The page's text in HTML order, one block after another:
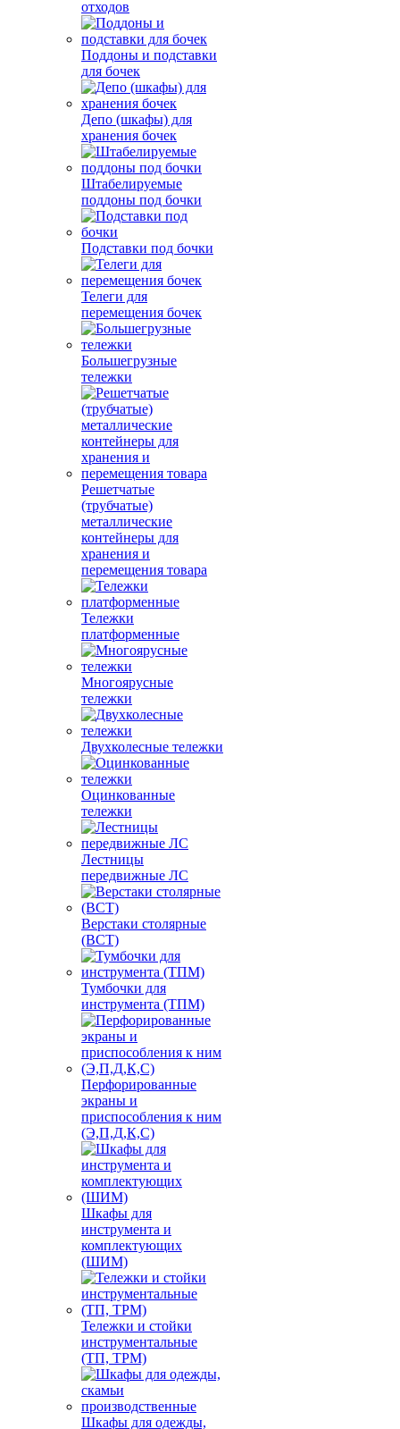
отходов
Поддоны и подставки
для бочек
Депо (шкафы) для
хранения бочек
Штабелируемые
поддоны под бочки
Подставки под бочки
Телеги для
перемещения бочек
Большегрузные
тележки
Решетчатые
(трубчатые)
металлические
контейнеры для
хранения и
перемещения товара
Тележки
платформенные
Многоярусные
тележки
Двухколесные тележки
Оцинкованные
тележки
Лестницы
передвижные ЛС
Верстаки столярные
(ВСТ)
Тумбочки для
инструмента (ТПМ)
Перфорированные
экраны и
приспособления к ним
(Э,П,Д,К,С)
Шкафы для
инструмента и
комплектующих
(ШИМ)
Тележки и стойки
инструментальные
(ТП, ТРМ)
Шкафы для одежды,